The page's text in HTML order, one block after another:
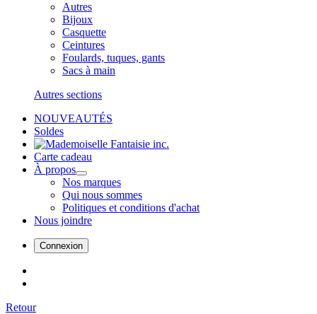
Autres
Bijoux
Casquette
Ceintures
Foulards, tuques, gants
Sacs à main
Autres sections
NOUVEAUTÉS
Soldes
Carte cadeau
À propos
Nos marques
Qui nous sommes
Politiques et conditions d'achat
Nous joindre
Connexion
Retour